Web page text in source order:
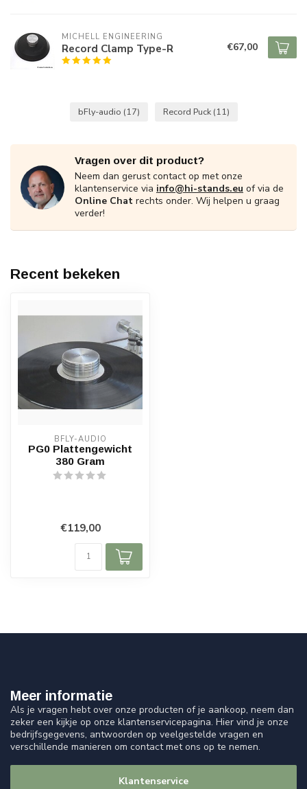
MICHELL ENGINEERING
Record Clamp Type-R €67,00
bFly-audio (17) Record Puck (11)
Vragen over dit product?
Neem dan gerust contact op met onze
klantenservice via info@hi-stands.eu of via de
Online Chat rechts onder. Wij helpen u graag
verder!
Recent bekeken
BFLY-AUDIO
PG0 Plattengewicht
380 Gram
€119,00
Meer informatie
Als je vragen hebt over onze producten of je aankoop, neem dan
zeker een kijkje op onze klantenservicepagina. Hier vind je onze
bedrijfsgegevens, antwoorden op veelgestelde vragen en
verschillende manieren om contact met ons op te nemen.
Klantenservice